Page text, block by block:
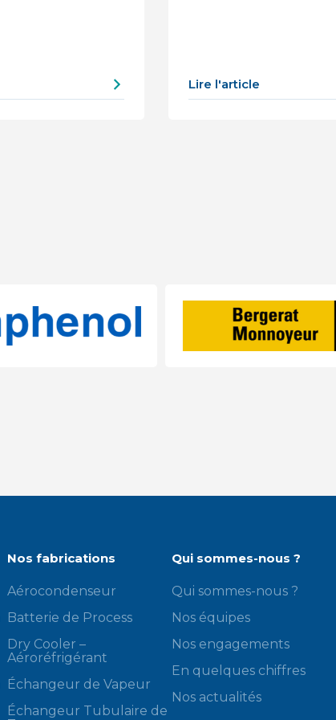
Lire l'article
Nos fabrications
Aérocondenseur
Batterie de Process
Dry Cooler –
Aéroréfrigérant
Échangeur de Vapeur
Échangeur Tubulaire de
Qui sommes-nous ?
Qui sommes-nous ?
Nos équipes
Nos engagements
En quelques chiffres
Nos actualités